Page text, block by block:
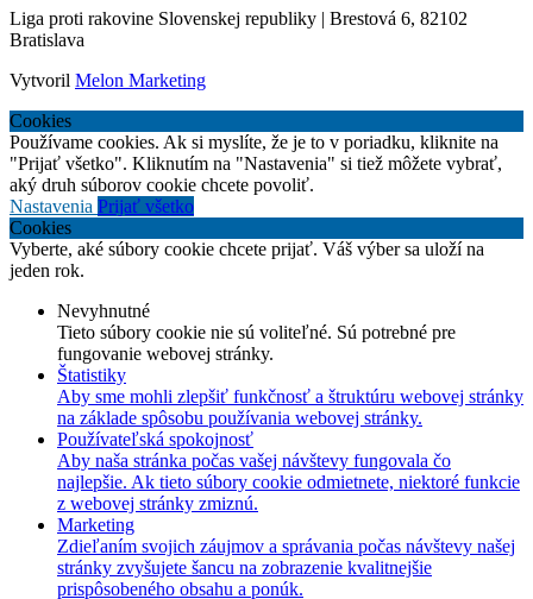
Liga proti rakovine Slovenskej republiky | Brestová 6, 82102
Bratislava
Vytvoril Melon Marketing
Cookies
Používame cookies. Ak si myslíte, že je to v poriadku, kliknite na
"Prijať všetko". Kliknutím na "Nastavenia" si tiež môžete vybrať,
aký druh súborov cookie chcete povoliť.
Nastavenia Prijať všetko
Cookies
Vyberte, aké súbory cookie chcete prijať. Váš výber sa uloží na
jeden rok.
Nevyhnutné
Tieto súbory cookie nie sú voliteľné. Sú potrebné pre
fungovanie webovej stránky.
Štatistiky
Aby sme mohli zlepšiť funkčnosť a štruktúru webovej stránky
na základe spôsobu používania webovej stránky.
Používateľská spokojnosť
Aby naša stránka počas vašej návštevy fungovala čo
najlepšie. Ak tieto súbory cookie odmietnete, niektoré funkcie
z webovej stránky zmiznú.
Marketing
Zdieľaním svojich záujmov a správania počas návštevy našej
stránky zvyšujete šancu na zobrazenie kvalitnejšie
prispôsobeného obsahu a ponúk.